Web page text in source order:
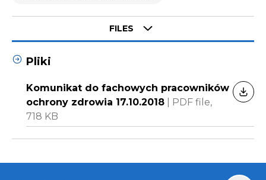
FILES
Pliki
Komunikat do fachowych pracowników
ochrony zdrowia 17.10.2018
PDF file,
718 KB